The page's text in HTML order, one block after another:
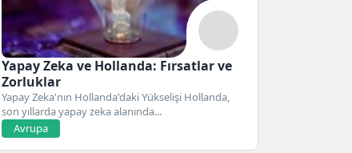
Yapay Zeka ve Hollanda: Fırsatlar ve
Zorluklar
Yapay Zeka'nın Hollanda'daki Yükselişi Hollanda,
son yıllarda yapay zeka alanında...
Avrupa